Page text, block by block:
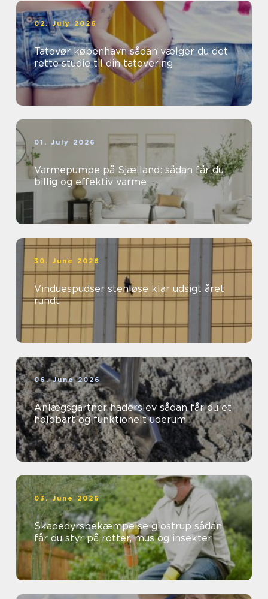
02. July 2026
Tatovør københavn sådan vælger du det
rette studie til din tatovering
01. July 2026
Varmepumpe på Sjælland: sådan får du
billig og effektiv varme
30. June 2026
Vinduespudser stenløse klar udsigt året
rundt
06. June 2026
Anlægsgartner haderslev sådan får du et
holdbart og funktionelt uderum
03. June 2026
Skadedyrsbekæmpelse glostrup sådan
får du styr på rotter, mus og insekter